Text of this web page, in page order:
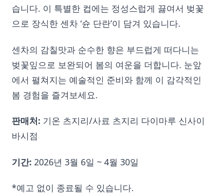
습니다. 이 특별한 컵에는 정성스럽게 끓여서 벚꽃
으로 장식한 센차 ‘슌 단란’이 담겨 있습니다.
센차의 감칠맛과 순수한 향은 부드럽게 떠다니는
벚꽃잎으로 보완되어 봄의 여운을 더합니다. 눈앞
에서 펼쳐지는 예술적인 준비와 함께 이 감각적인
봄 경험을 즐겨보세요.
판매처: 기온 츠지리/사료 츠지리 다이마루 신사이
바시점
기간: 2026년 3월 6일 ~ 4월 30일
*예고 없이 종료될 수 있습니다.